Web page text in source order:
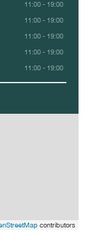
11:00 - 19:00
11:00 - 19:00
11:00 - 19:00
11:00 - 19:00
11:00 - 19:00
contributors